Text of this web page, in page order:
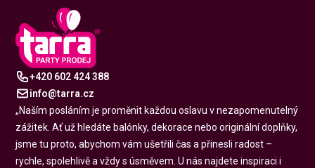
+420 602 424 388
info@tarra.cz
„Naším posláním je proměnit každou oslavu v nezapomenutelný
zážitek. Ať už hledáte balónky, dekorace nebo originální doplňky,
jsme tu proto, abychom vám ušetřili čas a přinesli radost –
rychle, spolehlivě a vždy s úsměvem. U nás najdete inspiraci i